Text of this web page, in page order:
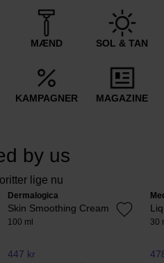
MÆND SOL & TAN
KAMPAGNER MAGAZINE
by us
lige nu
Dermalogica
Skin Smoothing Cream
100 ml
447 kr
30